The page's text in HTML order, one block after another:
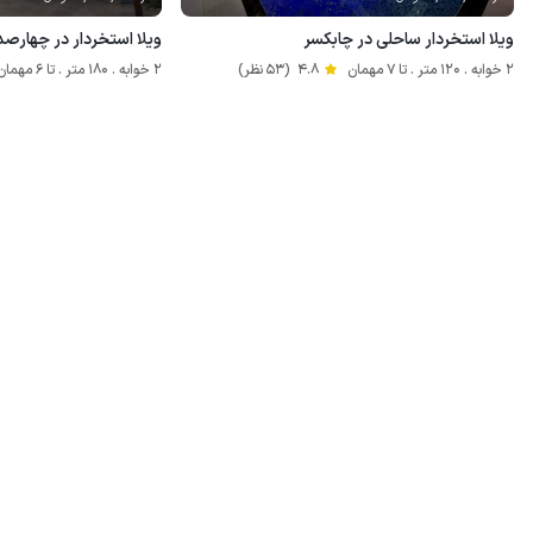
ویلا استخردار ساحلی در چابکسر
2 خوابه . 120 متر . تا 7 مهمان 4.8 (53 نظر)
ویلا استخردار در
2 خوابه . 180 متر . تا 6 مهمان